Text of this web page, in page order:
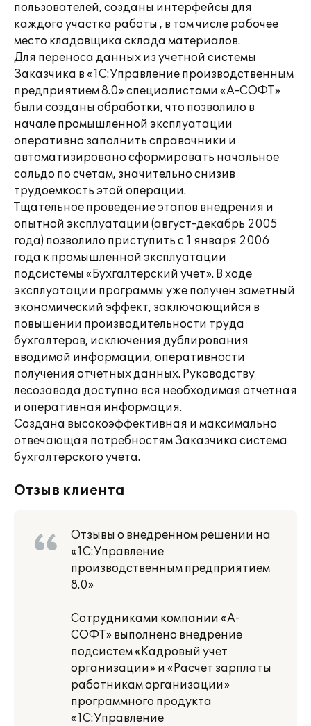
пользователей, созданы интерфейсы для
каждого участка работы , в том числе рабочее
место кладовщика склада материалов.
Для переноса данных из учетной системы
Заказчика в «1С:Управление производственным
предприятием 8.0» специалистами «А-СОФТ»
были созданы обработки, что позволило в
начале промышленной эксплуатации
оперативно заполнить справочники и
автоматизировано сформировать начальное
сальдо по счетам, значительно снизив
трудоемкость этой операции.
Тщательное проведение этапов внедрения и
опытной эксплуатации (август-декабрь 2005
года) позволило приступить с 1 января 2006
года к промышленной эксплуатации
подсистемы «Бухгалтерский учет». В ходе
эксплуатации программы уже получен заметный
экономический эффект, заключающийся в
повышении производительности труда
бухгалтеров, исключения дублирования
вводимой информации, оперативности
получения отчетных данных. Руководству
лесозавода доступна вся необходимая отчетная
и оперативная информация.
Создана высокоэффективная и максимально
отвечающая потребностям Заказчика система
бухгалтерского учета.
Отзыв клиента
Отзывы о внедренном решении на
«1С:Управление
производственным предприятием
8.0»
Сотрудниками компании «А-
СОФТ» выполнено внедрение
подсистем «Кадровый учет
организации» и «Расчет зарплаты
работникам организации»
программного продукта
«1С:Управление